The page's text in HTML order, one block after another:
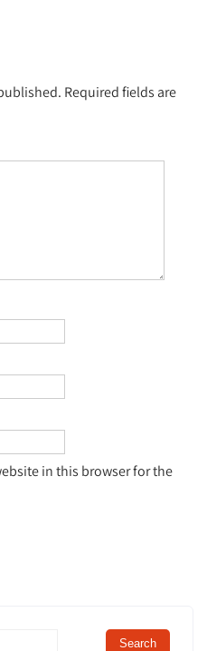
Required fields are
in this browser for the